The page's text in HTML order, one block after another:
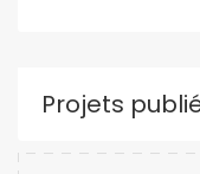
Projets